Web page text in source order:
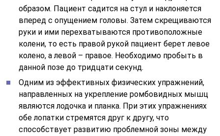
образом. Пациент садится на стул и наклоняется
вперед с опущением головы. Затем скрещиваются
руки и ими перехватываются противоположные
колени, то есть правой рукой пациент берет левое
колено, а левой – правое. Необходимо пробыть в
данной позе до тридцати секунд.
Одним из эффективных физических упражнений,
направленных на укрепление ромбовидных мышц
являются лодочка и планка. При этих упражнениях
обе лопатки стремятся друг к другу, что
способствует развитию проблемной зоны между